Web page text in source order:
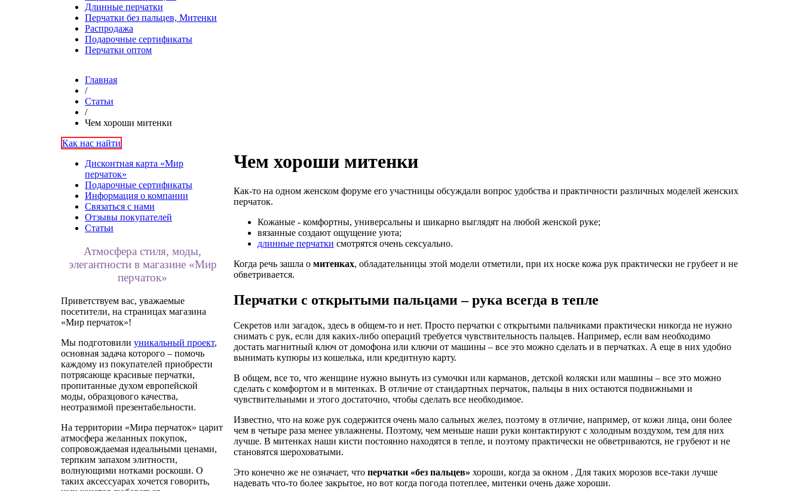
Длинные перчатки
Перчатки без пальцев, Митенки
Распродажа
Подарочные сертификаты
Перчатки оптом
Главная
/
Статьи
/
Чем хороши митенки
Как нас найти
Дисконтная карта «Мир
перчаток»
Подарочные сертификаты
Информация о компании
Связаться с нами
Отзывы покупателей
Статьи
Атмосфера стиля, моды,
элегантности в магазине «Мир
перчаток»
Приветствуем вас, уважаемые
посетители, на страницах магазина
«Мир перчаток»!
Мы подготовили уникальный проект,
основная задача которого – помочь
каждому из покупателей приобрести
потрясающе красивые перчатки,
пропитанные духом европейской
моды, образцового качества,
неотразимой презентабельности.
На территории «Мира перчаток» царит
атмосфера желанных покупок,
сопровождаемая идеальными ценами,
терпким запахом элитности,
волнующими нотками роскоши. О
таких аксессуарах хочется говорить,
Чем хороши митенки
Как-то на одном женском форуме его участницы обсуждали вопрос удобства и практичности различных моделей женских
перчаток.
Кожаные - комфортны, универсальны и шикарно выглядят на любой женской руке;
вязанные создают ощущение уюта;
длинные перчатки смотрятся очень сексуально.
Когда речь зашла о митенках, обладательницы этой модели отметили, при их носке кожа рук практически не грубеет и не
обветривается.
Перчатки с открытыми пальцами – рука всегда в тепле
Секретов или загадок, здесь в общем-то и нет. Просто перчатки с открытыми пальчиками практически никогда не нужно
снимать с рук, если для каких-либо операций требуется чувствительность пальцев. Например, если вам необходимо
достать магнитный ключ от домофона или ключи от машины – все это можно сделать и в перчатках. А еще в них удобно
вынимать купюры из кошелька, или кредитную карту.
В общем, все то, что женщине нужно вынуть из сумочки или карманов, детской коляски или машины – все это можно
сделать с комфортом и в митенках. В отличие от стандартных перчаток, пальцы в них остаются подвижными и
чувствительными и этого достаточно, чтобы сделать все необходимое.
Известно, что на коже рук содержится очень мало сальных желез, поэтому в отличие, например, от кожи лица, они более
чем в четыре раза менее увлажнены. Поэтому, чем меньше наши руки контактируют с холодным воздухом, тем для них
лучше. В митенках наши кисти постоянно находятся в тепле, и поэтому практически не обветриваются, не грубеют и не
становятся шероховатыми.
Это конечно же не означает, что перчатки «без пальцев» хороши, когда за окном . Для таких морозов все-таки лучше
надевать что-то более закрытое, но вот когда погода потеплее, митенки очень даже хороши.